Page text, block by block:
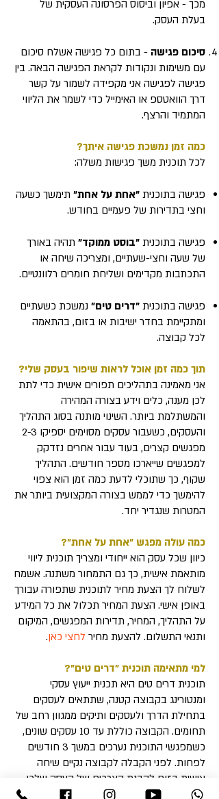
מכך - אפיון וביסוס הפרסונה העסקית של
בעלת העסק.
סיכום פגישה - בתום כל פגישה אשלח סיכום
עם משימות ונקודות לקראת הפגישה הבאה. בין
פגישה לפגישה אני מקפידה לשמור על קשר
דרך הוואטספ או האימייל כדי לשמר את הליווי
המתמיד והרצף.
כמה זמן נמשכת פגישה איתך?
לכל תוכנית משך פגישות משלה:
פגישה בתוכנית ״אחת על אחת״ תימשך כשעה
וחצי בתדירות של פעמיים בחודש.
פגישה בתוכנית ״בוסט ממוקד" תהיה באורך
של שעה וחצי-שעתיים, ומצריכה שיחה או
התכתבות מקדימים ושליחת חומרים רלוונטיים.
פגישה בתוכנית "דרים טים" נמשכת כשעתיים
ומתקיימת בחדר ישיבות או בזום, בהתאמה
לכל קבוצה.
תוך כמה זמן אוכל לראות שיפור בעסק שלי?
אני מאמינה בתהליכים תפורים אישית כדי לתת
לכן מענה, כלים וידע בצורה המהירה
והמשתלמת ביותר. השינוי מותנה בסוג התהליך
והעסקים, כשעבור עסקים מסוימים יספיקו 2-3
מפגשים קצרים, בעוד עבור אחרים נזדקק
למפגשים שייארכו מספר חודשים. התהליך
שקוף, כך שתוכלי לדעת כמה זמן הוא צפוי
להימשך כדי לממש בצורה המקצועית ביותר את
המטרות שנגדיר יחד.
כמה עולה מפגש ״אחת על אחת״?
כיוון שכל עסק הוא ייחודי ומצריך תוכנית ליווי
מותאמת אישית, כך גם התמחור משתנה. אשמח
לשלוח לך הצעת מחיר לתוכנית שתפורה עבורך
באופן אישי. הצעת המחיר תכלול את כל המידע
על התהליך, המחיר, תדירות המפגשים, המיקום
ותנאי התשלום. להצעת מחיר לחצי כאן.
למי מתאימה תוכנית "דרים טים"?
תוכנית דרים טים היא תכנית ייעוץ עסקי
ומנטורינג בקבוצה קטנה, שתתאים לעסקים
בתחילת הדרך ולעסקים ותיקים ממגוון רחב של
תחומים. הקבוצה כוללת עד 10 עסקים שונים,
כשמפגשי התוכנית נערכים במשך 3 חודשים
לפחות. לפני הקבלה לקבוצה נקיים שיחה
אישית בזום להבנת הצרכים של העסק שלכן
והתאמתו לקבוצה הנכונה ביותר עבורך.